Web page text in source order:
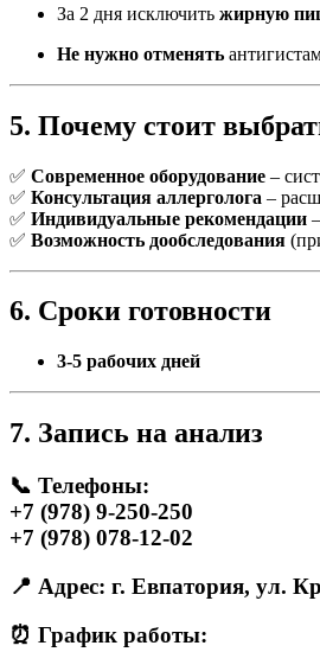
За 2 дня исключить жирную
Не нужно отменять
5. Почему стоит
✅ Современное оборудование –
✅ Консультация аллерголога –
✅ Индивидуальные рекомендации
✅ Возможность дообследования
6. Сроки готовности
3-5 рабочих дней
7. Запись на анализ
📞 Телефоны:
+7 (978) 9-250-250
+7 (978) 078-12-02
📍 Адрес: г. Евпатория, ул.
⏰ График работы: